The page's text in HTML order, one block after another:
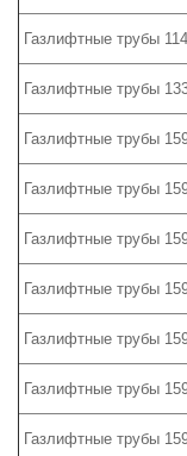
Газлифтные трубы
Газлифтные трубы
Газлифтные трубы
Газлифтные трубы
Газлифтные трубы
Газлифтные трубы
Газлифтные трубы
Газлифтные трубы
Газлифтные трубы